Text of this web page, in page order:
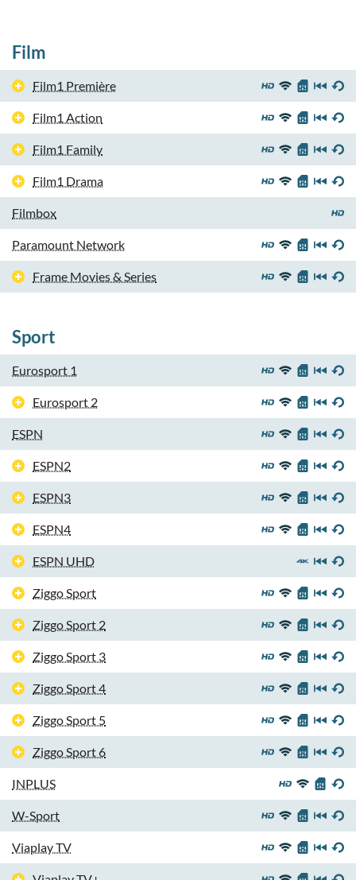
Film
Film1 Première
Film1 Action
Film1 Family
Film1 Drama
Filmbox
Paramount Network
Frame Movies & Series
Sport
Eurosport 1
Eurosport 2
ESPN
ESPN2
ESPN3
ESPN4
ESPN UHD
Ziggo Sport
Ziggo Sport 2
Ziggo Sport 3
Ziggo Sport 4
Ziggo Sport 5
Ziggo Sport 6
INPLUS
W-Sport
Viaplay TV